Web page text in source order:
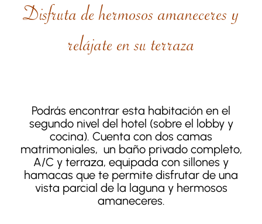
Disfruta de hermosos amaneceres y
relájate en su terraza
Podrás encontrar esta habitación en el
segundo nivel del hotel (sobre el lobby y
cocina). Cuenta con dos camas
matrimoniales, un baño privado completo,
A/C y terraza, equipada con sillones y
hamacas que te permite disfrutar de una
vista parcial de la laguna y hermosos
amaneceres.